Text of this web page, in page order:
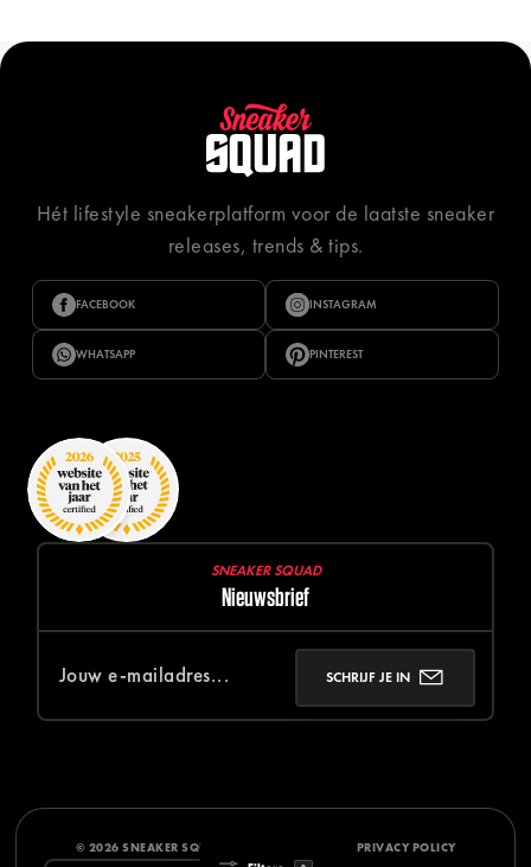
Hét lifestyle sneakerplatform voor de laatste sneaker
releases, trends & tips.
FACEBOOK INSTAGRAM
WHATSAPP PINTEREST
SNEAKER SQUAD
Nieuwsbrief
SCHRIJF JE IN
© 2026 SNEAKER SQUAD PRIVACY POLICY